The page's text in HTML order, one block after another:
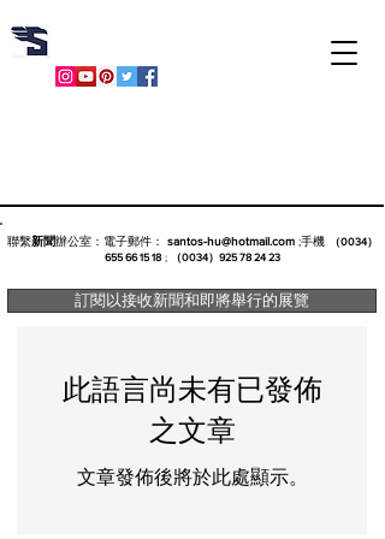
聯繫新聞辦公室：電子郵件： santos-hu@hotmail.com ;手機
（0034）
655 66 15 18 ; （0034）925 78 24 23
訂閱以接收新聞和即將舉行的展覽
此語言尚未有已發佈
之文章
文章發佈後將於此處顯示。